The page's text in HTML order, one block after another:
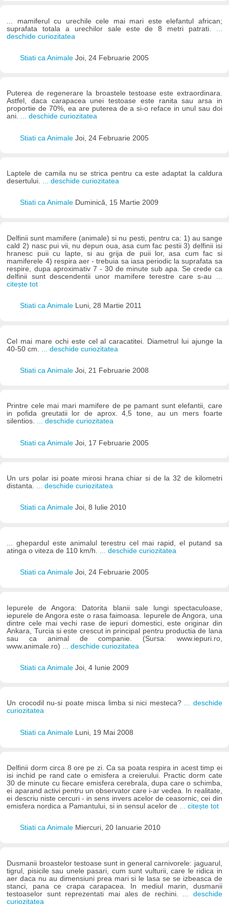
... mamiferul cu urechile cele mai mari este elefantul african;
suprafata totala a urechilor sale este de 8 metri patrati.
deschide curiozitatea
Stiati ca Animale Joi, 24 Februarie 2005
Puterea de regenerare la broastele testoase este extraordinara.
Astfel, daca carapacea unei testoase este ranita sau arsa in
proportie de 70%, ea are puterea de a si-o reface in unul sau doi
ani. ... deschide curiozitatea
Stiati ca Animale Joi, 24 Februarie 2005
Laptele de camila nu se strica pentru ca este adaptat la caldura
desertului. ... deschide curiozitatea
Stiati ca Animale Duminică, 15 Martie 2009
Delfinii sunt mamifere (animale) si nu pesti, pentru ca: 1) au sange
cald 2) nasc pui vii, nu depun oua, asa cum fac pestii 3) delfinii isi
hranesc puii cu lapte, si au grija de puii lor, asa cum fac si
mamiferele 4) respira aer - trebuia sa iasa periodic la suprafata sa
respire, dupa aproximativ 7 - 30 de minute sub apa. Se crede ca
delfinii sunt descendentii unor mamifere terestre care s-au
citește tot
Stiati ca Animale Luni, 28 Martie 2011
Cel mai mare ochi este cel al caracatitei. Diametrul lui ajunge la
40-50 cm.
... deschide curiozitatea
Stiati ca Animale Joi, 21 Februarie 2008
Printre cele mai mari mamifere de pe pamant sunt elefantii, care
in pofida greutatii lor de aprox. 4,5 tone, au un mers foarte
silentios. ... deschide curiozitatea
Stiati ca Animale Joi, 17 Februarie 2005
Un urs polar isi poate mirosi hrana chiar si de la 32 de kilometri
distanta. ... deschide curiozitatea
Stiati ca Animale Joi, 8 Iulie 2010
... ghepardul este animalul terestru cel mai rapid, el putand sa
atinga o viteza de 110 km/h.
... deschide curiozitatea
Stiati ca Animale Joi, 24 Februarie 2005
Iepurele de Angora: Datorita blanii sale lungi spectaculoase,
iepurele de Angora este o rasa faimoasa. Iepurele de Angora, una
dintre cele mai vechi rase de iepuri domestici, este originar din
Ankara, Turcia si este crescut in principal pentru productia de lana
sau ca animal de companie. (Sursa: www.iepuri.ro,
www.animale.ro)
... deschide curiozitatea
Stiati ca Animale Joi, 4 Iunie 2009
Un crocodil nu-si poate misca limba si nici mesteca? ... deschide
curiozitatea
Stiati ca Animale Luni, 19 Mai 2008
Delfinii dorm circa 8 ore pe zi. Ca sa poata respira in acest timp ei
isi inchid pe rand cate o emisfera a creierului. Practic dorm cate
30 de minute cu fiecare emisfera cerebrala, dupa care o schimba,
ei aparand activi pentru un observator care i-ar vedea. In realitate,
ei descriu niste cercuri - in sens invers acelor de ceasornic, cei din
emisfera nordica a Pamantului, si in sensul acelor de ... citește tot
Stiati ca Animale Miercuri, 20 Ianuarie 2010
Dusmanii broastelor testoase sunt in general carnivorele: jaguarul,
tigrul, pisicile sau unele pasari, cum sunt vulturii, care le ridica in
aer daca nu au dimensiuni prea mari si le lasa se se izbeasca de
stanci, pana ce crapa carapacea. In mediul marin, dusmanii
testoaselor sunt reprezentati mai ales de rechini.
... deschide
curiozitatea